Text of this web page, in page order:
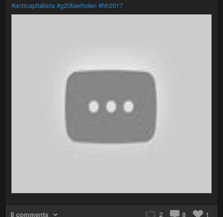
#anticapitalista #g20bierholen #hh2017
8 comments 2 8 1